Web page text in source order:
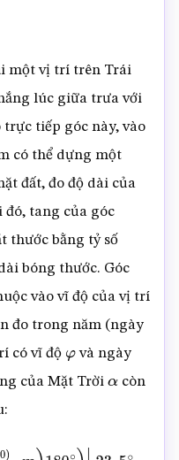
một vị trí trên Trái
lúc giữa trưa với
trực tiếp góc này, vào
có thể dựng một
đất, đo độ dài của
tang của góc
thước bằng tỷ số
bóng thước. Góc
vào vĩ độ của vị trí
đo trong năm (ngày
có vĩ độ φvà ngày
của Mặt Trờiαcòn